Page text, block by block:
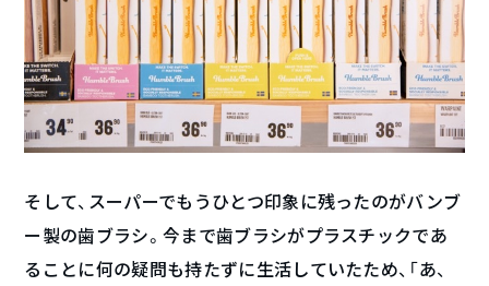
そして、スーパーでもうひとつ印象に残ったのがバンブ
ー製の歯ブラシ。今まで歯ブラシがプラスチックであ
ることに何の疑問も持たずに生活していたため、「あ、